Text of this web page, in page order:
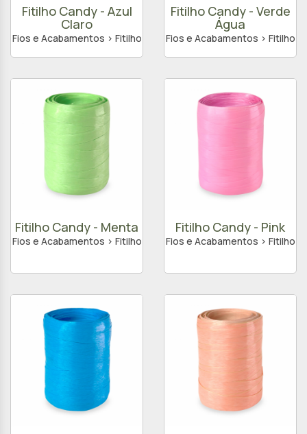
Fitilho Candy - Azul
Claro
Fios e Acabamentos > Fitilho
Fitilho Candy - Verde
Água
Fios e Acabamentos > Fitilho
Fitilho Candy - Menta
Fios e Acabamentos > Fitilho
Fitilho Candy - Pink
Fios e Acabamentos > Fitilho